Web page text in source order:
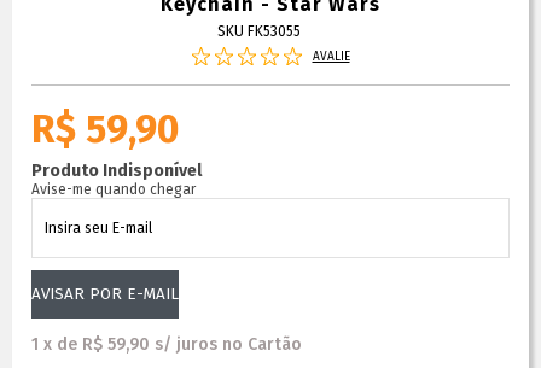
SKU FK53055
AVALIE
R$ 59,90
Produto Indisponível
Avise-me quando chegar
1 x de R$ 59,90 s/ juros no Cartão